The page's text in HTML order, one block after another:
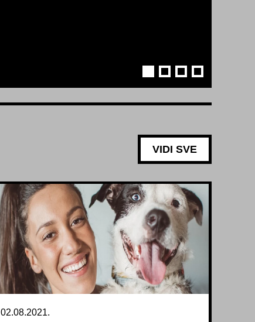
VIDI SVE
02.08.2021.